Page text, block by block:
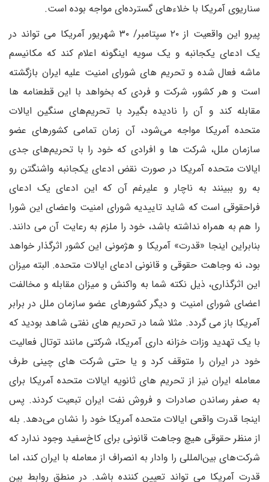
سناریوی آمریکا با خلاءهای گسترده‌ای مواجه بوده است.
پیرو این واقعیت از ۲۰ سپتامبر/ ۳۰ شهریور آمریکا می تواند در
یک ادعای یکجانبه و یک سویه اینگونه اعلام کند که مکانیسم
ماشه فعال شده و تحریم های شورای امنیت علیه ایران بازگشته
است و هر کشور، شرکت و فردی که بخواهد با این قطعنامه ها
مقابله کند و آن را نادیده بگیرد با تحریم‌های سنگین ایالات
متحده آمریکا مواجه می‌شود، آن زمان تمامی کشورهای عضو
سازمان ملل، شرکت ها و افرادی که خود را با تحریم‌های جدی
ایالات متحده آمریکا در صورت نقض ادعای یکجانبه واشنگتن رو
به رو ببینند به ناچار و علیرغم آن که این ادعای یک ادعای
فراحقوقی است که شاید تاییدیه شورای امنیت واعضای این شورا
را هم به همراه نداشته باشد، خود را ملزم به رعایت آن می دانند.
بنابراین اینجا «قدرت» آمریکا و هژمونی این کشور اثرگذار خواهد
بود، نه وجاهت حقوقی و قانونی ادعای ایالات متحده. البته میزان
این اثرگذاری، ذیل نکته شما به واکنش و میزان مقابله و مخالفت
اعضای شورای امنیت و دیگر کشورهای عضو سازمان ملل در برابر
آمریکا باز می گردد. مثلا شما در تحریم های نفتی شاهد بودید که
با یک تهدید وزات خزانه داری آمریکا، شرکتی مانند توتال فعالیت
خود در ایران را متوقف کرد و یا حتی شرکت های چینی طرف
معامله ایران نیز از تحریم های ثانویه ایالات متحده آمریکا برای
به صفر رساندن صادرات و فروش نفت ایران تبعیت کردند. پس
اینجا قدرت واقعی ایالات متحده آمریکا خود را نشان می‌دهد. بله
از منظر حقوقی هیچ وجاهت قانونی برای کاخ‌سفید وجود ندارد که
شرکت‌های بین‌المللی را وادار به انصراف از معامله با ایران کند، اما
قدرت آمریکا می تواند تعیین کننده باشد. در منطق روابط بین